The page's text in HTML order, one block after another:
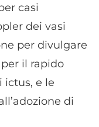
casi
dei vasi
per divulgare
il rapido
e le
di